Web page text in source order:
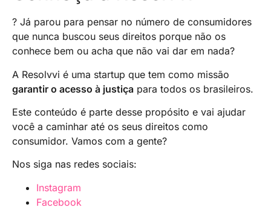
? Já parou para pensar no número de consumidores
que nunca buscou seus direitos porque não os
conhece bem ou acha que não vai dar em nada?
A Resolvvi é uma startup que tem como missão
garantir o acesso à justiça para todos os brasileiros.
Este conteúdo é parte desse propósito e vai ajudar
você a caminhar até os seus direitos como
consumidor. Vamos com a gente?
Nos siga nas redes sociais:
Instagram
Facebook